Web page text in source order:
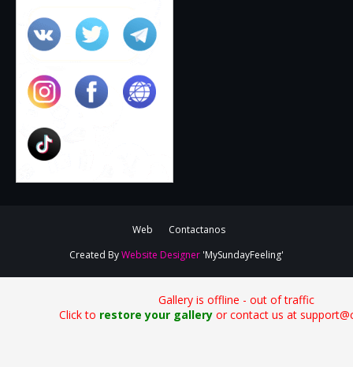
Web
Contactanos
Created ByWebsite Designer 'MySundayFeeling'
Gallery is offline - out of traffic
Click to restore your galleryor contact us at